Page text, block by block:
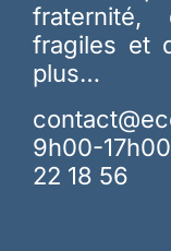
fragiles et
plus…
9h00-
22 18 56